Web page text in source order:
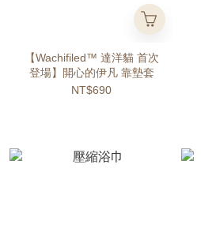
【Wachifiled™ 達洋貓 首次
登場】開心的伊凡 靠墊套
NT$690